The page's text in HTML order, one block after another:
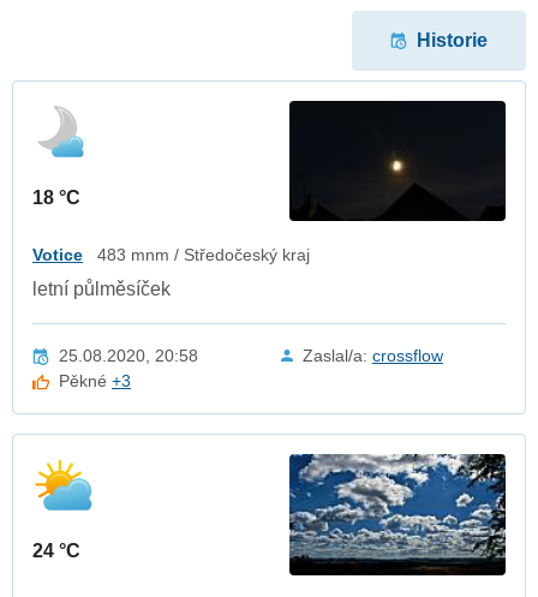
Historie
18 °C
Votice 483 mnm / Středočeský kraj
letní půlměsíček
25.08.2020, 20:58 Zaslal/a: crossflow
Pěkné+3
24 °C